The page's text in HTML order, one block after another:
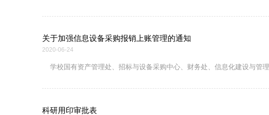
关于加强信息设备采购报销上账管理的通知
2020-06-24
学校国有资产管理处、招标与设备采购中心、财务处、信息化建设与管
科研用印审批表